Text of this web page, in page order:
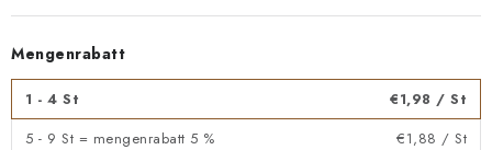
Mengenrabatt
1 - 4 St €1,98 / St
5 - 9 St = mengenrabatt 5 %
€1,88 / St